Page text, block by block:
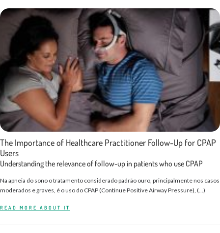
The Importance of Healthcare Practitioner Follow-Up for CPAP
Users
Understanding the relevance of follow-up in patients who use CPAP
Na apneia do sono o tratamento considerado padrão ouro, principalmente nos casos
moderados e graves, é o uso do CPAP (Continue Positive Airway Pressure), (…)
READ MORE ABOUT IT